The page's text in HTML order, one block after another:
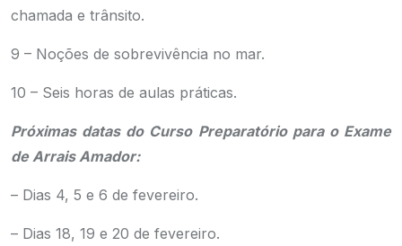
chamada e trânsito.
9 – Noções de sobrevivência no mar.
10 – Seis horas de aulas práticas.
Próximas datas do Curso Preparatório para o Exame
de Arrais Amador:
– Dias 4, 5 e 6 de fevereiro.
– Dias 18, 19 e 20 de fevereiro.